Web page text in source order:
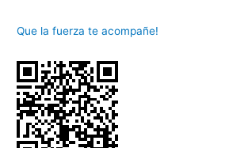
Que la fuerza te acompañe!